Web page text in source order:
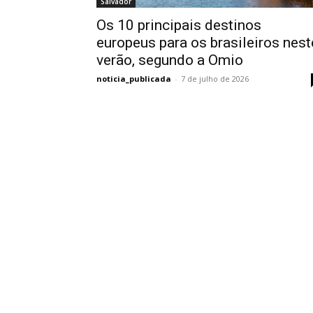
Os 10 principais destinos
europeus para os brasileiros
verão, segundo a Omio
noticia_publicada - 7 de julho de 2026